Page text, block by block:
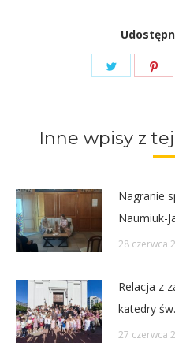
Share
Inne wpisy z
Nagranie
Naumiuk-
28 czerwca
Relacja z
katedry
27 czerwca